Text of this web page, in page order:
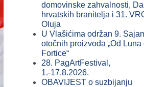
domovinske zahvalnosti,
hrvatskih branitelja i 31.
Oluja
U Vlašićima održan 9.
otočnih proizvoda „Od Luna
Fortice“
28. PagArtFestival,
1.-17.8.2026.
OBAVIJEST o suzbijanju